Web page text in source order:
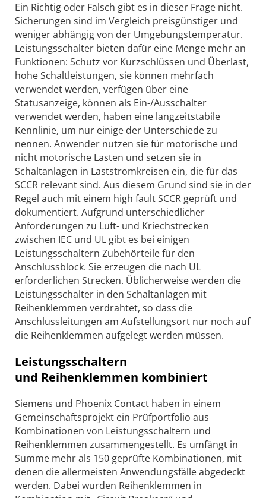
Ein Richtig oder Falsch gibt es in dieser Frage nicht.
Sicherungen sind im Vergleich preisgünstiger und
weniger abhängig von der Umgebungstemperatur.
Leistungsschalter bieten dafür eine Menge mehr an
Funktionen: Schutz vor Kurzschlüssen und Überlast,
hohe Schaltleistungen, sie können mehrfach
verwendet werden, verfügen über eine
Statusanzeige, können als Ein-/Ausschalter
verwendet werden, haben eine langzeitstabile
Kennlinie, um nur einige der Unterschiede zu
nennen. Anwender nutzen sie für motorische und
nicht motorische Lasten und setzen sie in
Schaltanlagen in Laststromkreisen ein, die für das
SCCR relevant sind. Aus diesem Grund sind sie in der
Regel auch mit einem high fault SCCR geprüft und
dokumentiert. Aufgrund unterschiedlicher
Anforderungen zu Luft- und Kriechstrecken
zwischen IEC und UL gibt es bei einigen
Leistungsschaltern Zubehörteile für den
Anschlussblock. Sie erzeugen die nach UL
erforderlichen Strecken. Üblicherweise werden die
Leistungsschalter in den Schaltanlagen mit
Reihenklemmen verdrahtet, so dass die
Anschlussleitungen am Aufstellungsort nur noch auf
die Reihenklemmen aufgelegt werden müssen.
Leistungsschaltern
und Reihenklemmen kombiniert
Siemens und Phoenix Contact haben in einem
Gemeinschaftsprojekt ein Prüfportfolio aus
Kombinationen von Leistungsschaltern und
Reihenklemmen zusammengestellt. Es umfängt in
Summe mehr als 150 geprüfte Kombinationen, mit
denen die allermeisten Anwendungsfälle abgedeckt
werden. Dabei wurden Reihenklemmen in